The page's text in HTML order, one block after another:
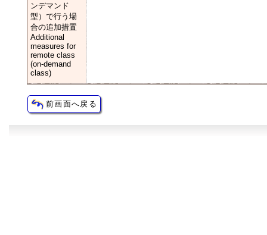
ンデマンド
型）で行う場
合の追加措置
Additional
measures for
remote class
(on-demand
class)